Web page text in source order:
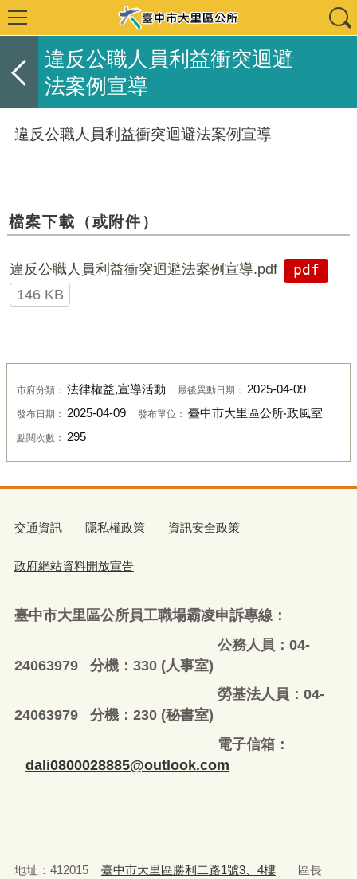
違反公職人員利益衝突迴避
法案例宣導
違反公職人員利益衝突迴避法案例宣導
檔案下載（或附件）
違反公職人員利益衝突迴避法案例宣導.pdf
pdf
146 KB
市府分類： 法律權益,宣導活動 最後異動日期： 2025-04-09
發布日期： 2025-04-09 發布單位： 臺中市大里區公所‧政風室
點閱次數： 295
交通資訊 隱私權政策 資訊安全政策
政府網站資料開放宣告
臺中市大里區公所員工職場霸凌申訴專線：
公務人員：04-
24063979 分機：330 (人事室)
勞基法人員：04-
24063979 分機：230 (秘書室)
電子信箱：
dali0800028885@outlook.com
地址：412015 臺中市大里區勝利二路1號3、4樓
區長